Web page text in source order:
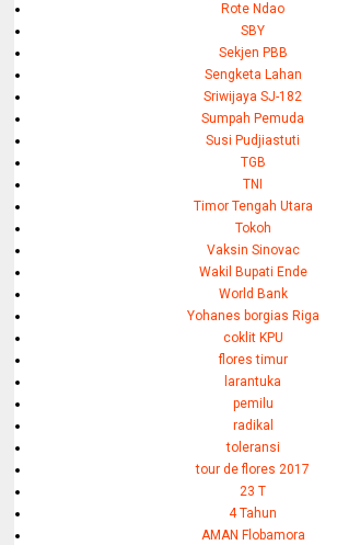
Rote Ndao
SBY
Sekjen PBB
Sengketa Lahan
Sriwijaya SJ-182
Sumpah Pemuda
Susi Pudjiastuti
TGB
TNI
Timor Tengah Utara
Tokoh
Vaksin Sinovac
Wakil Bupati Ende
World Bank
Yohanes borgias Riga
coklit KPU
flores timur
larantuka
pemilu
radikal
toleransi
tour de flores 2017
23 T
4 Tahun
AMAN Flobamora